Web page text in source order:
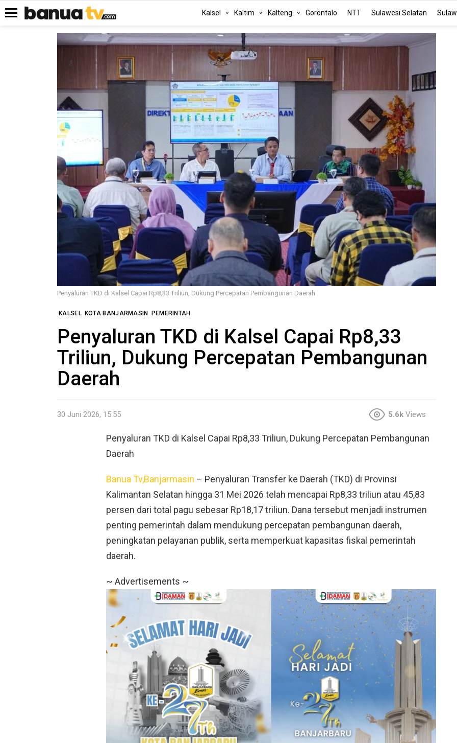
Kalsel Kaltim Kalteng Gorontalo NTT Sulawesi Selatan
Penyaluran TKD di Kalsel Capai Rp8,33 Triliun, Dukung Percepatan Pembangunan Daerah
KALSEL KOTA BANJARMASIN PEMERINTAH
Penyaluran TKD di Kalsel Capai Rp8,33
Triliun, Dukung Percepatan Pembangunan
Daerah
30 Juni 2026, 15:55 5.6k Views
Penyaluran TKD di Kalsel Capai Rp8,33 Triliun, Dukung Percepatan Pembangunan
Daerah
Banua Tv,Banjarmasin – Penyaluran Transfer ke Daerah (TKD) di Provinsi
Kalimantan Selatan hingga 31 Mei 2026 telah mencapai Rp8,33 triliun atau 45,83
persen dari total pagu sebesar Rp18,17 triliun. Dana tersebut menjadi instrumen
penting pemerintah dalam mendukung percepatan pembangunan daerah,
peningkatan pelayanan publik, serta memperkuat kapasitas fiskal pemerintah
daerah.
~ Advertisements ~